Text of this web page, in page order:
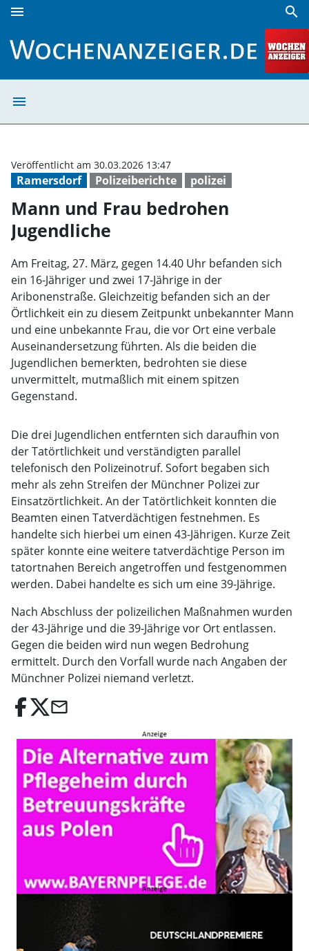
menu search
menu
Ramersdorf Polizeiberichte polizei
Veröffentlicht am 30.03.2026 13:47
Mann und Frau bedrohen
Jugendliche
Am Freitag, 27. März, gegen 14.40 Uhr befanden sich
ein 16-Jähriger und zwei 17-Jährige in der
Aribonenstraße. Gleichzeitig befanden sich an der
Örtlichkeit ein zu diesem Zeitpunkt unbekannter Mann
und eine unbekannte Frau, die vor Ort eine verbale
Auseinandersetzung führten. Als die beiden die
Jugendlichen bemerkten, bedrohten sie diese
unvermittelt, mutmaßlich mit einem spitzen
Gegenstand.
Die drei Jugendlichen entfernten sich daraufhin von
der Tatörtlichkeit und verständigten parallel
telefonisch den Polizeinotruf. Sofort begaben sich
mehr als zehn Streifen der Münchner Polizei zur
Einsatzörtlichkeit. An der Tatörtlichkeit konnten die
Beamten einen Tatverdächtigen festnehmen. Es
handelte sich hierbei um einen 43-Jährigen. Kurze Zeit
später konnte eine weitere tatverdächtige Person im
tatortnahen Bereich angetroffen und festgenommen
werden. Dabei handelte es sich um eine 39-Jährige.
Nach Abschluss der polizeilichen Maßnahmen wurden
der 43-Jährige und die 39-Jährige vor Ort entlassen.
Gegen die beiden wird nun wegen Bedrohung
ermittelt. Durch den Vorfall wurde nach Angaben der
Münchner Polizei niemand verletzt.
email